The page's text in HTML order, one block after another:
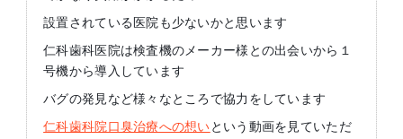
設置されている医院も少ないかと思います
仁科歯科医院は検査機のメーカー様との出会いから１
号機から導入しています
バグの発見など様々なところで協力をしています
仁科歯科院口臭治療への想いという動画を見ていただ